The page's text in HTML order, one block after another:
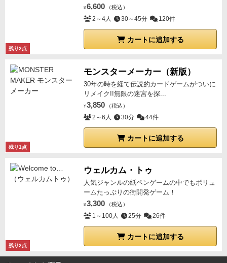
残り2点
¥ 6,600 （税込）
2～4人 30～45分 120件
カートに追加する
残り1点
モンスターメーカー（新版）
30年の時を経て伝説的カードゲームがついに
リメイク!!無限の迷宮を探...
¥ 3,850 （税込）
2～6人 30分 44件
カートに追加する
残り2点
ウェルカム・トゥ
人気ジャンルの紙ペンゲームの中でもボリュ
ームたっぷりの街開発ゲーム！
¥ 3,300 （税込）
1～100人 25分 26件
カートに追加する